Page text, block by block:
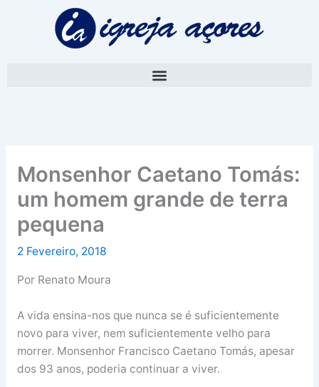
Monsenhor Caetano Tomás:
um homem grande de terra
pequena
2 Fevereiro, 2018
Por Renato Moura
A vida ensina-nos que nunca se é suficientemente
novo para viver, nem suficientemente velho para
morrer. Monsenhor Francisco Caetano Tomás, apesar
dos 93 anos, poderia continuar a viver.